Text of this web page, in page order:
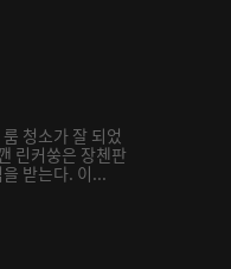
청소가 잘 되었
린커쑹은 장첸판
받는다. 이...